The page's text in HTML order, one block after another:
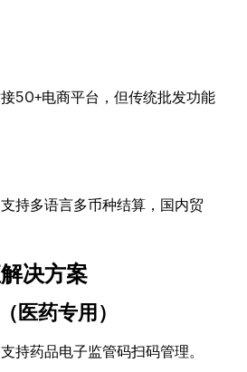
50+电商平台，但传统批发功能
持多语言多币种结算，国内贸
决方案
医药专用）
持药品电子监管码扫码管理。